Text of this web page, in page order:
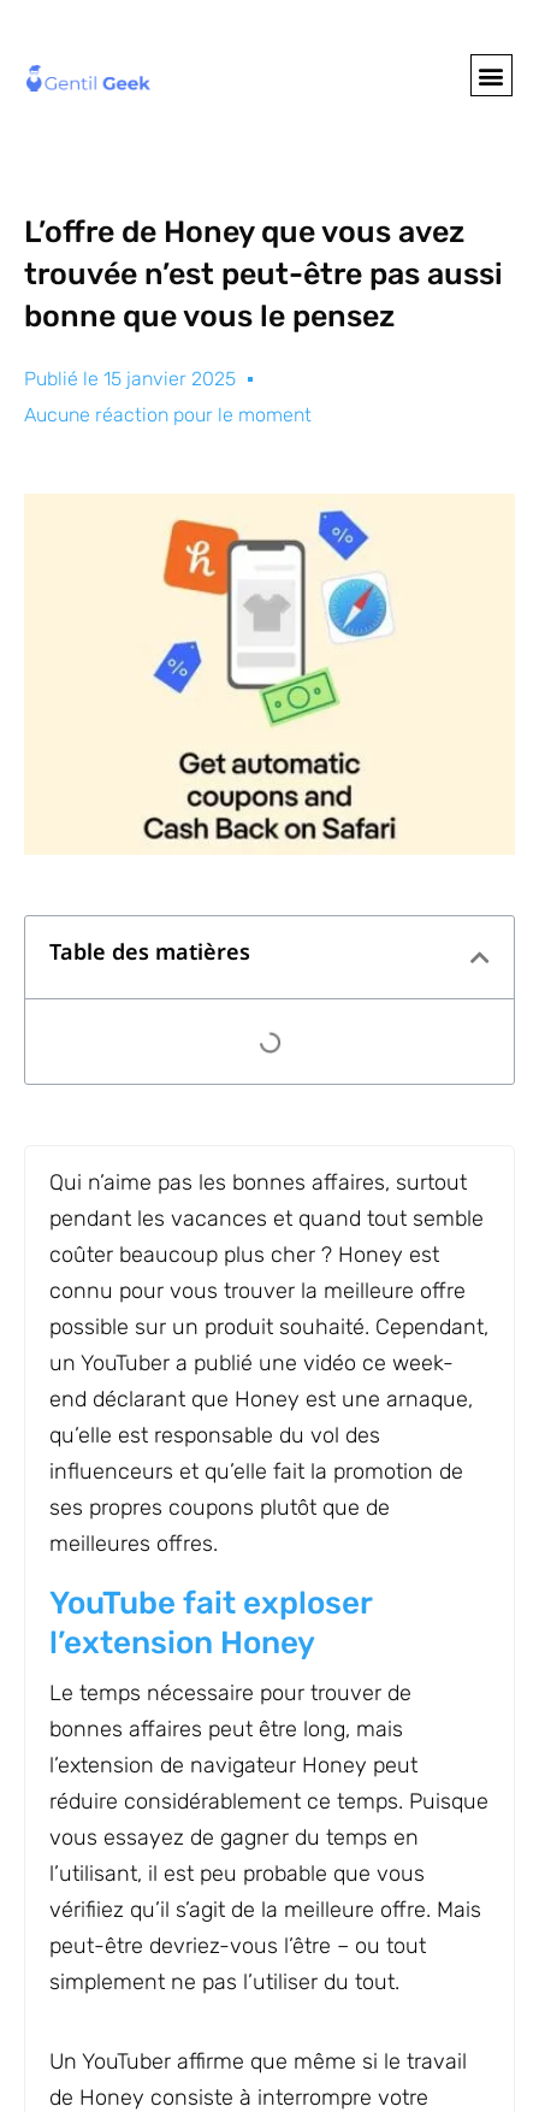
L’offre de Honey que vous avez
trouvée n’est peut-être pas aussi
bonne que vous le pensez
Publié le 15 janvier 2025
Aucune réaction pour le moment
Table des matières
Qui n’aime pas les bonnes affaires, surtout
pendant les vacances et quand tout semble
coûter beaucoup plus cher ? Honey est
connu pour vous trouver la meilleure offre
possible sur un produit souhaité. Cependant,
un YouTuber a publié une vidéo ce week-
end déclarant que Honey est une arnaque,
qu’elle est responsable du vol des
influenceurs et qu’elle fait la promotion de
ses propres coupons plutôt que de
meilleures offres.
YouTube fait exploser
l’extension Honey
Le temps nécessaire pour trouver de
bonnes affaires peut être long, mais
l’extension de navigateur Honey peut
réduire considérablement ce temps. Puisque
vous essayez de gagner du temps en
l’utilisant, il est peu probable que vous
vérifiiez qu’il s’agit de la meilleure offre. Mais
peut-être devriez-vous l’être – ou tout
simplement ne pas l’utiliser du tout.
Un YouTuber affirme que même si le travail
de Honey consiste à interrompre votre